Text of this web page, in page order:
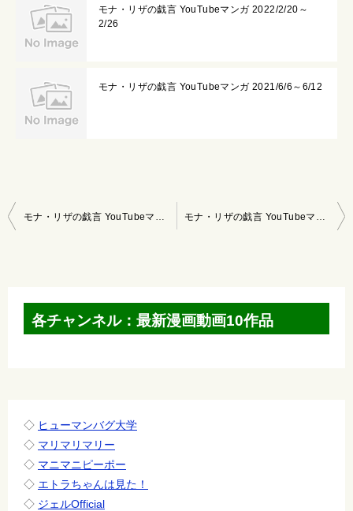
モナ・リザの戯言 YouTubeマンガ 2022/2/20～
2/26
モナ・リザの戯言 YouTubeマンガ 2021/6/6～6/12
投
各チャンネル：最新漫画動画10作品
◇ ヒューマンバグ大学
◇ マリマリマリー
◇ マニマニピーポー
◇ エトラちゃんは見た！
◇ ジェルOfficial